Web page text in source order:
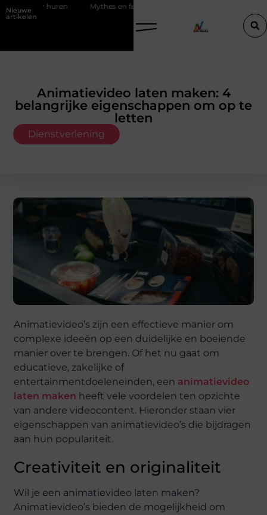
Nieuwe
artikelen
Mythes en feiten over zachtere nicotine pouches
Animatievideo laten maken: 4
belangrijke eigenschappen om op te
letten
Dienstverlening
Animatievideo’s zijn een effectieve manier om
complexe ideeën op een duidelijke en boeiende
manier over te brengen. Of het nu gaat om
educatieve, zakelijke of
entertainmentdoeleneinden, een animatievideo
laten maken heeft vele voordelen ten opzichte
van andere videocontent. Hieronder staan vier
eigenschappen van animatievideo’s die bijdragen
aan hun populariteit.
Creativiteit en originaliteit
Wil je een animatievideo laten maken?
Animatievideo’s bieden de mogelijkheid om